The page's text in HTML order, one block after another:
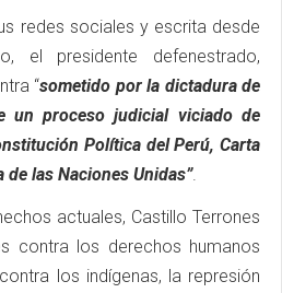
redes sociales y escrita desde
el presidente defenestrado,
“sometido por la dictadura de
un proceso judicial viciado de
Política del Perú, Carta
las Naciones Unidas”.
actuales, Castillo Terrones
contra los derechos humanos
los indígenas, la represión